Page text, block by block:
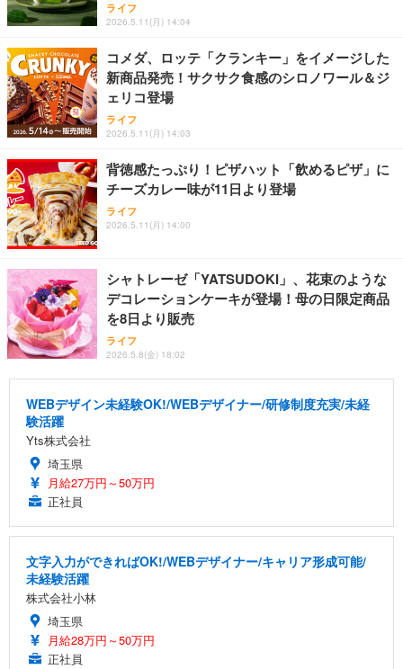
ライフ
2026.5.11(月) 14:04
コメダ、ロッテ「クランキー」をイメージした
新商品発売！サクサク食感のシロノワール＆ジ
ェリコ登場
ライフ
2026.5.11(月) 14:03
背徳感たっぷり！ピザハット「飲めるピザ」に
チーズカレー味が11日より登場
ライフ
2026.5.11(月) 14:00
シャトレーゼ「YATSUDOKI」、花束のような
デコレーションケーキが登場！母の日限定商品
を8日より販売
ライフ
2026.5.8(金) 18:02
WEBデザイン未経験OK!/WEBデザイナー/研修制度充実/未経
験活躍
Yts株式会社
埼玉県
月給27万円～50万円
正社員
文字入力ができればOK!/WEBデザイナー/キャリア形成可能/
未経験活躍
株式会社小林
埼玉県
月給28万円～50万円
正社員